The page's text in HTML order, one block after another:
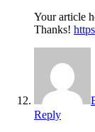
Your article
Thanks!
Reply